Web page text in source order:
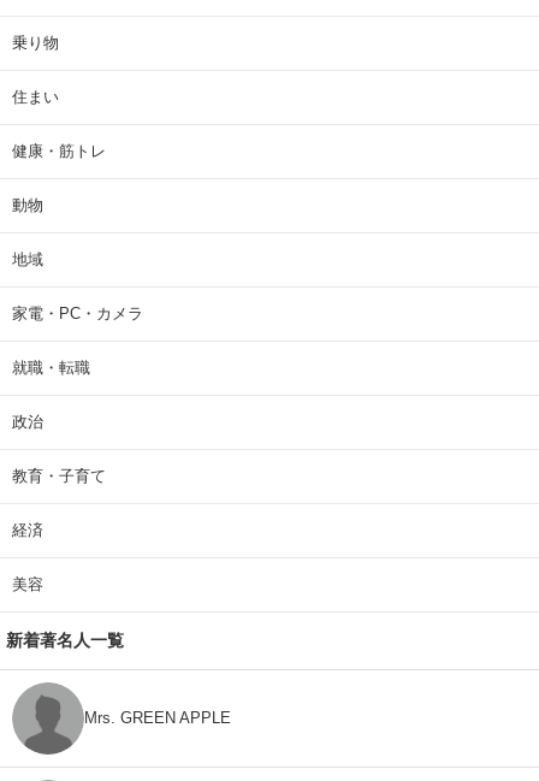
乗り物
住まい
健康・筋トレ
動物
地域
家電・PC・カメラ
就職・転職
政治
教育・子育て
経済
美容
新着著名人一覧
Mrs. GREEN APPLE